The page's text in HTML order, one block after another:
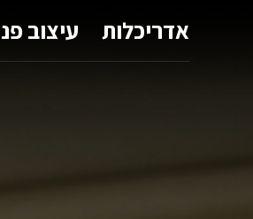
אדריכלות עיצוב